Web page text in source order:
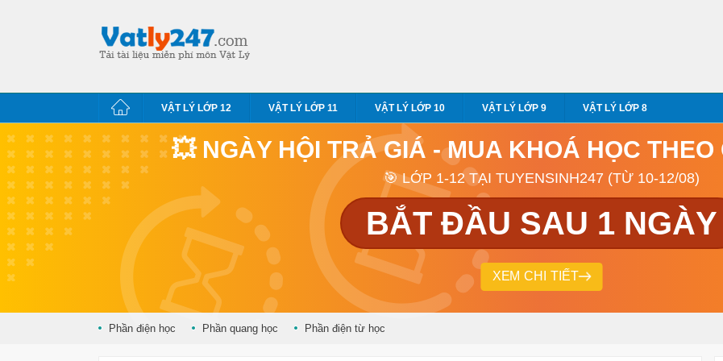
VẬT LÝ LỚP 12 VẬT LÝ LỚP 11 VẬT LÝ LỚP 10 VẬT LÝ LỚP 9 VẬT LÝ LỚP 8
💥 NGÀY HỘI TRẢ GIÁ - MUA KHOÁ HỌC THEO
🎯 LỚP 1-12 TẠI TUYENSINH247 (TỪ 10-12/08)
BẮT ĐẦU SAU 1 NGÀY
XEM CHI TIẾT
Phần điện học Phần quang học Phần điện từ học